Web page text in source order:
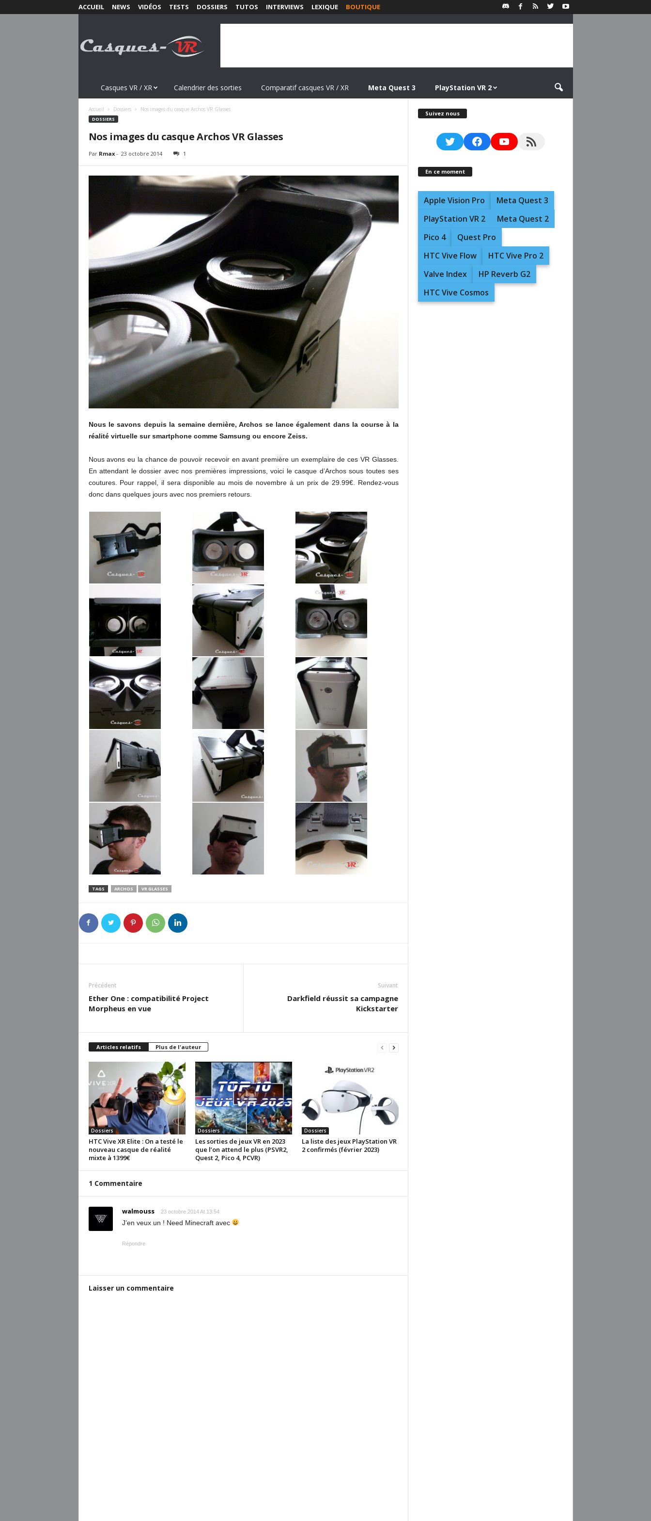
ACCUEIL NEWS VIDÉOS TESTS DOSSIERS TUTOS INTERVIEWS LEXIQUE BOUTIQUE
s
Casques VR / XR Calendrier des sorties Comparatif casques VR / XR Meta Quest 3 PlayStation VR 2
Accueil Dossiers Nos images du casque Archos VR Glasses
DOSSIERS
Nos images du casque Archos VR Glasses
Par Rmax- 23 octobre 2014 1
Nous le savons depuis la semaine dernière, Archos se lance également dans la course à la
réalité virtuelle sur smartphone comme Samsung ou encore Zeiss.
Nous avons eu la chance de pouvoir recevoir en avant première un exemplaire de ces VR Glasses.
En attendant le dossier avec nos premières impressions, voici le casque d’Archos sous toutes ses
coutures. Pour rappel, il sera disponible au mois de novembre à un prix de 29.99€. Rendez-vous
donc dans quelques jours avec nos premiers retours.
TAGS ARCHOS VR GLASSES
Précédent
Ether One : compatibilité Project
Morpheus en vue
Suivant
Darkfield réussit sa campagne
Kickstarter
Articles relatifs Plus de l'auteur
Dossiers
HTC Vive XR Elite : On a testé le
nouveau casque de réalité
mixte à 1399€
Dossiers
Les sorties de jeux VR en 2023
que l’on attend le plus (PSVR2,
Quest 2, Pico 4, PCVR)
Dossiers
La liste des jeux PlayStation VR
2 confirmés (février 2023)
1 Commentaire
walmouss 23 octobre 2014 At 13:54
J’en veux un ! Need Minecraft avec
Répondre
Laisser un commentaire
Suivez nous
TwitterFacebookYouTubeRSS Feed
En ce moment
Apple Vision Pro
Meta Quest 3
PlayStation VR 2
Meta Quest 2
Pico 4
Quest Pro
HTC Vive Flow
HTC Vive Pro 2
Valve Index
HP Reverb G2
HTC Vive Cosmos